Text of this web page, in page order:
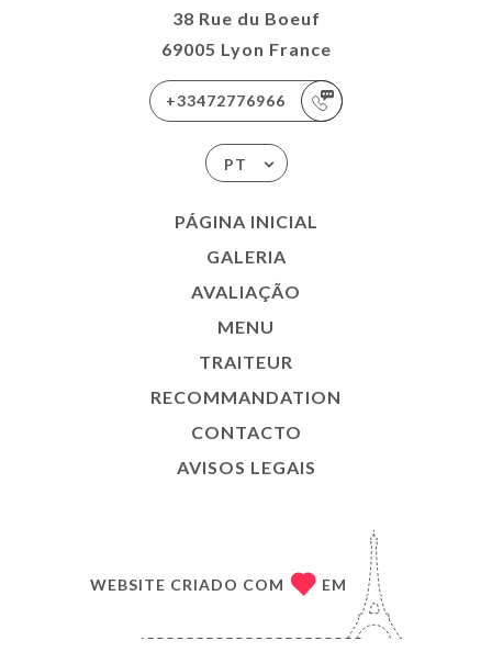
38 Rue du Boeuf
69005 Lyon France
+33472776966
PT
PÁGINA INICIAL
GALERIA
AVALIAÇÃO
MENU
TRAITEUR
RECOMMANDATION
CONTACTO
AVISOS LEGAIS
WEBSITE CRIADO COM EM